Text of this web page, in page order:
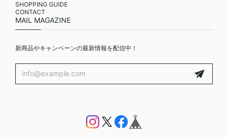
SHOPPING GUIDE
CONTACT
MAIL MAGAZINE
新商品やキャンペーンの最新情報を配信中！